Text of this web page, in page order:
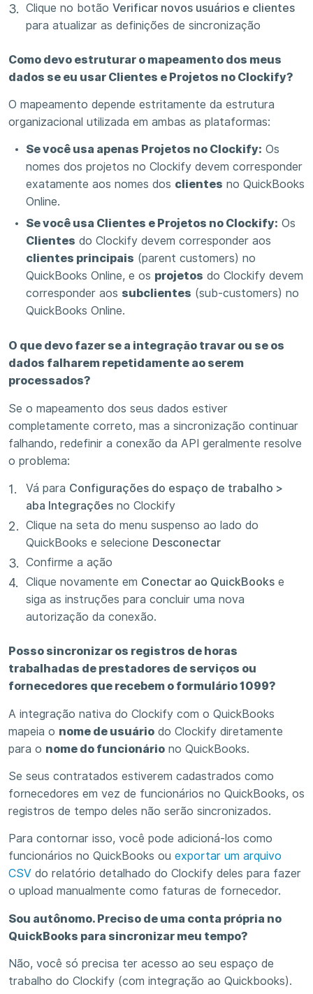
Clique no botão Verificar novos usuários e clientes
para atualizar as definições de sincronização
Como devo estruturar o mapeamento dos meus
dados se eu usar Clientes e Projetos no Clockify?
O mapeamento depende estritamente da estrutura
organizacional utilizada em ambas as plataformas:
Se você usa apenas Projetos no Clockify: Os
nomes dos projetos no Clockify devem corresponder
exatamente aos nomes dos clientes no QuickBooks
Online.
Se você usa Clientes e Projetos no Clockify: Os
Clientes do Clockify devem corresponder aos
clientes principais (parent customers) no
QuickBooks Online, e os projetos do Clockify devem
corresponder aos subclientes (sub-customers) no
QuickBooks Online.
O que devo fazer se a integração travar ou se os
dados falharem repetidamente ao serem
processados?
Se o mapeamento dos seus dados estiver
completamente correto, mas a sincronização continuar
falhando, redefinir a conexão da API geralmente resolve
o problema:
Vá para Configurações do espaço de trabalho >
aba Integrações no Clockify
Clique na seta do menu suspenso ao lado do
QuickBooks e selecione Desconectar
Confirme a ação
Clique novamente em Conectar ao QuickBooks e
siga as instruções para concluir uma nova
autorização da conexão.
Posso sincronizar os registros de horas
trabalhadas de prestadores de serviços ou
fornecedores que recebem o formulário 1099?
A integração nativa do Clockify com o QuickBooks
mapeia o nome de usuário do Clockify diretamente
para o nome do funcionário no QuickBooks.
Se seus contratados estiverem cadastrados como
fornecedores em vez de funcionários no QuickBooks, os
registros de tempo deles não serão sincronizados.
Para contornar isso, você pode adicioná-los como
funcionários no QuickBooks ou exportar um arquivo
CSV do relatório detalhado do Clockify deles para fazer
o upload manualmente como faturas de fornecedor.
Sou autônomo. Preciso de uma conta própria no
QuickBooks para sincronizar meu tempo?
Não, você só precisa ter acesso ao seu espaço de
trabalho do Clockify (com integração ao Quickbooks).